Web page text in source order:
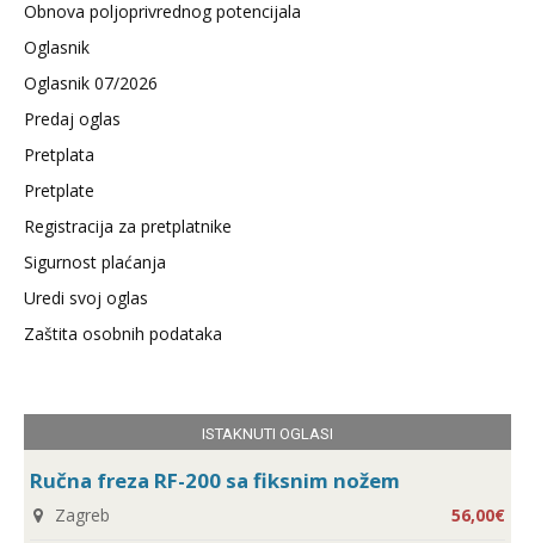
Obnova poljoprivrednog potencijala
Oglasnik
Oglasnik 07/2026
Predaj oglas
Pretplata
Pretplate
Registracija za pretplatnike
Sigurnost plaćanja
Uredi svoj oglas
Zaštita osobnih podataka
ISTAKNUTI OGLASI
Ručna freza RF-200 sa fiksnim nožem
Zagreb 56,00€